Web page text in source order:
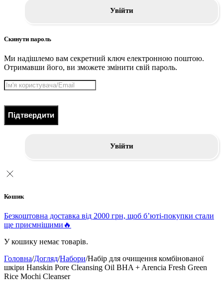
Увійти
Скинути пароль
Ми надішлемо вам секретний ключ електронною поштою.
Отримавши його, ви зможете змінити свій пароль.
Підтвердити
Увійти
Кошик
Безкоштовна доставка від 2000 грн, щоб б’юті-покупки стали
ще приємнішими🔥
У кошику немає товарів.
Головна/Догляд/Набори/Набір для очищення комбінованої
шкіри Hanskin Pore Cleansing Oil BHA + Arencia Fresh Green
Rice Mochi Cleanser